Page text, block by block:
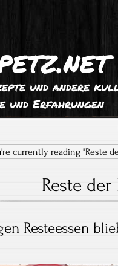
und andere
und Erfahrungen
currently reading "Reste
Reste
Resteessen